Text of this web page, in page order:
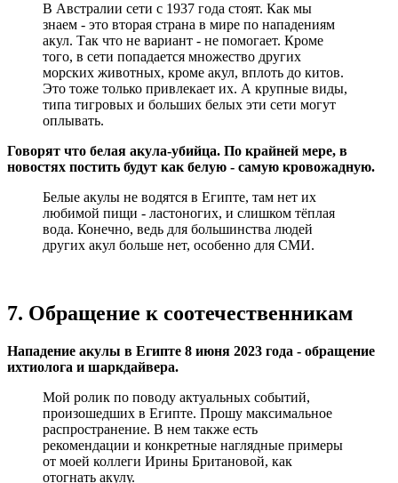
В Австралии сети с 1937 года стоят. Как мы
знаем - это вторая страна в мире по нападениям
акул. Так что не вариант - не помогает. Кроме
того, в сети попадается множество других
морских животных, кроме акул, вплоть до китов.
Это тоже только привлекает их. А крупные виды,
типа тигровых и больших белых эти сети могут
оплывать.
Говорят что белая акула-убийца. По крайней мере, в
новостях постить будут как белую - самую кровожадную.
Белые акулы не водятся в Египте, там нет их
любимой пищи - ластоногих, и слишком тёплая
вода. Конечно, ведь для большинства людей
других акул больше нет, особенно для СМИ.
7. Обращение к соотечественникам
Нападение акулы в Египте 8 июня 2023 года - обращение
ихтиолога и шаркдайвера.
Мой ролик по поводу актуальных событий,
произошедших в Египте. Прошу максимальное
распространение. В нем также есть
рекомендации и конкретные наглядные примеры
от моей коллеги Ирины Британовой, как
отогнать акулу.